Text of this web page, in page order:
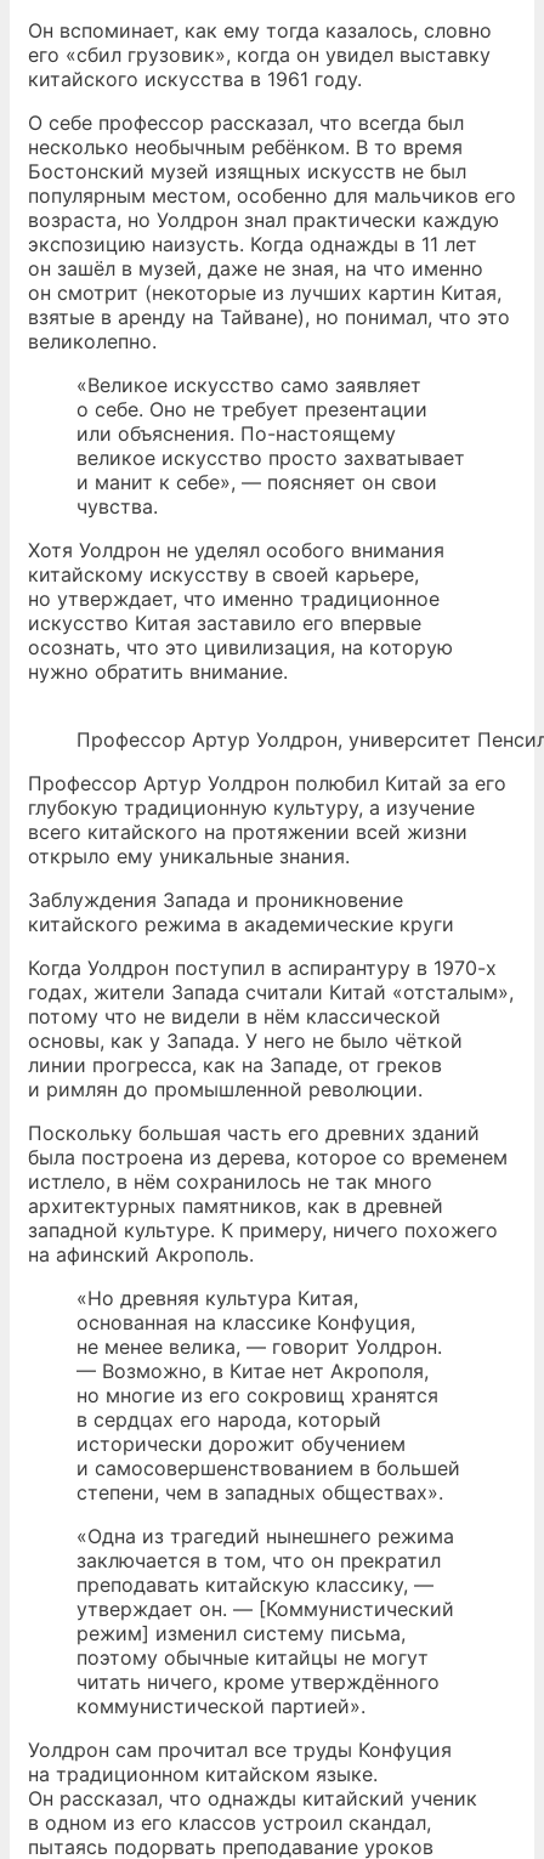
Он вспоминает, как ему тогда казалось, словно
его «сбил грузовик», когда он увидел выставку
китайского искусства в 1961 году.
О себе профессор рассказал, что всегда был
несколько необычным ребёнком. В то время
Бостонский музей изящных искусств не был
популярным местом, особенно для мальчиков его
возраста, но Уолдрон знал практически каждую
экспозицию наизусть. Когда однажды в 11 лет
он зашёл в музей, даже не зная, на что именно
он смотрит (некоторые из лучших картин Китая,
взятые в аренду на Тайване), но понимал, что это
великолепно.
«Великое искусство само заявляет
о себе. Оно не требует презентации
или объяснения. По-настоящему
великое искусство просто захватывает
и манит к себе», — поясняет он свои
чувства.
Хотя Уолдрон не уделял особого внимания
китайскому искусству в своей карьере,
но утверждает, что именно традиционное
искусство Китая заставило его впервые
осознать, что это цивилизация, на которую
нужно обратить внимание.
Профессор Артур Уолдрон, университет
Профессор Артур Уолдрон полюбил Китай за его
глубокую традиционную культуру, а изучение
всего китайского на протяжении всей жизни
открыло ему уникальные знания.
Заблуждения Запада и проникновение
китайского режима в академические круги
Когда Уолдрон поступил в аспирантуру в 1970-х
годах, жители Запада считали Китай «отсталым»,
потому что не видели в нём классической
основы, как у Запада. У него не было чёткой
линии прогресса, как на Западе, от греков
и римлян до промышленной революции.
Поскольку большая часть его древних зданий
была построена из дерева, которое со временем
истлело, в нём сохранилось не так много
архитектурных памятников, как в древней
западной культуре. К примеру, ничего похожего
на афинский Акрополь.
«Но древняя культура Китая,
основанная на классике Конфуция,
не менее велика, — говорит Уолдрон.
— Возможно, в Китае нет Акрополя,
но многие из его сокровищ хранятся
в сердцах его народа, который
исторически дорожит обучением
и самосовершенствованием в большей
степени, чем в западных обществах».
«Одна из трагедий нынешнего режима
заключается в том, что он прекратил
преподавать китайскую классику, —
утверждает он. — [Коммунистический
режим] изменил систему письма,
поэтому обычные китайцы не могут
читать ничего, кроме утверждённого
коммунистической партией».
Уолдрон сам прочитал все труды Конфуция
на традиционном китайском языке.
Он рассказал, что однажды китайский ученик
в одном из его классов устроил скандал,
пытаясь подорвать преподавание уроков